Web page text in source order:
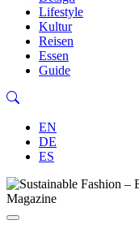
Lifestyle
Kultur
Reisen
Essen
Guide
EN
DE
ES